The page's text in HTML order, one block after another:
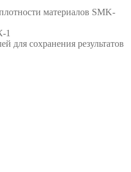
материалов SMK-
1
для сохранения результатов